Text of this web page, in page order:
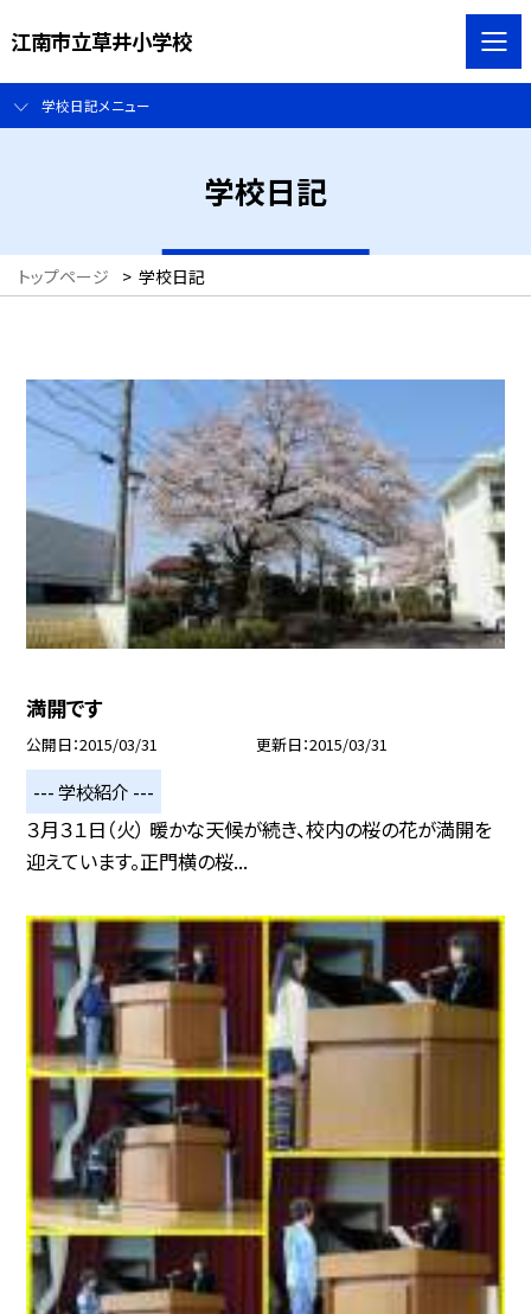
江南市立草井小学校
学校日記メニュー
学校日記
トップページ > 学校日記
満開です
公開日 2015/03/31 更新日 2015/03/31
--- 学校紹介 ---
３月３１日（火） 暖かな天候が続き、校内の桜の花が満開を
迎えています。正門横の桜...